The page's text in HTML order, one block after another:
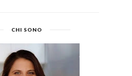
CHI SONO